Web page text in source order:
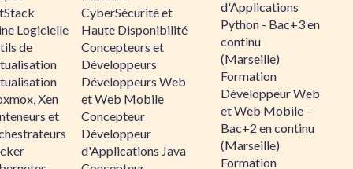
Logicielle
de
Xen
et
CyberSécurité et
Haute Disponibilité
Concepteurs et
Développeurs
Développeurs Web
et Web Mobile
Concepteur
Développeur
d'Applications Java
d'Applications
Python - Bac+3 en
continu
(Marseille)
Formation
Développeur Web
et Web Mobile –
Bac+2 en continu
(Marseille)
Formation